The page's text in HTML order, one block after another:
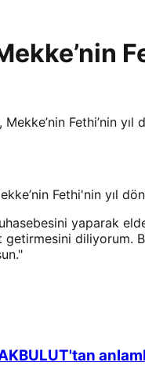
Fethi’nin
Fethi'nin yıl
yaparak
getirmesini